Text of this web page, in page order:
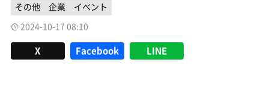
その他 企業
イベント
2024-10-17 08:10
X Facebook LINE